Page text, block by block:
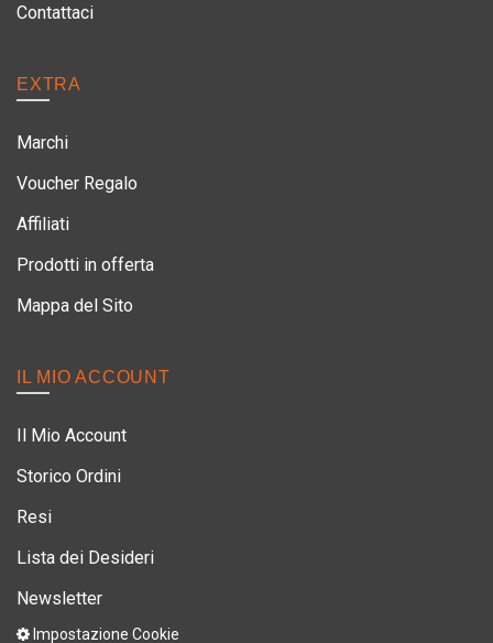
Contattaci
EXTRA
Marchi
Voucher Regalo
Affiliati
Prodotti in offerta
Mappa del Sito
IL MIO ACCOUNT
Il Mio Account
Storico Ordini
Resi
Lista dei Desideri
Newsletter
Impostazione Cookie